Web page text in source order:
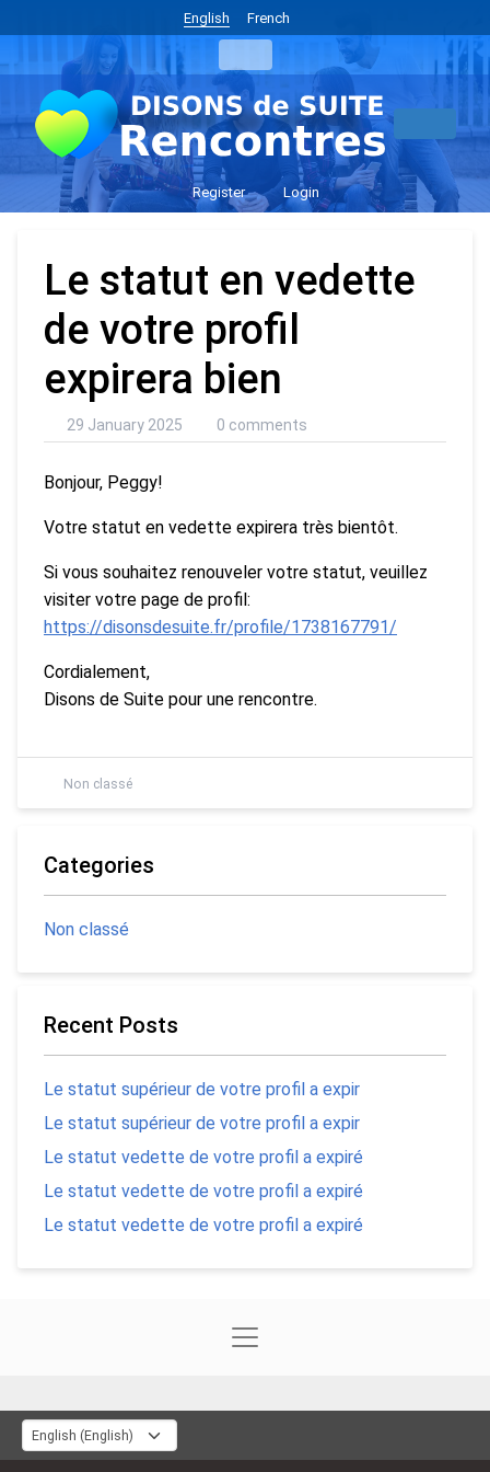
English French
Register Login
Le statut en vedette
de votre profil
expirera bien
29 January 2025 0 comments
Bonjour, Peggy!
Votre statut en vedette expirera très bientôt.
Si vous souhaitez renouveler votre statut, veuillez
visiter votre page de profil:
https://disonsdesuite.fr/profile/1738167791/
Cordialement,
Disons de Suite pour une rencontre.
Non classé
Categories
Non classé
Recent Posts
Le statut supérieur de votre profil a expir
Le statut supérieur de votre profil a expir
Le statut vedette de votre profil a expiré
Le statut vedette de votre profil a expiré
Le statut vedette de votre profil a expiré